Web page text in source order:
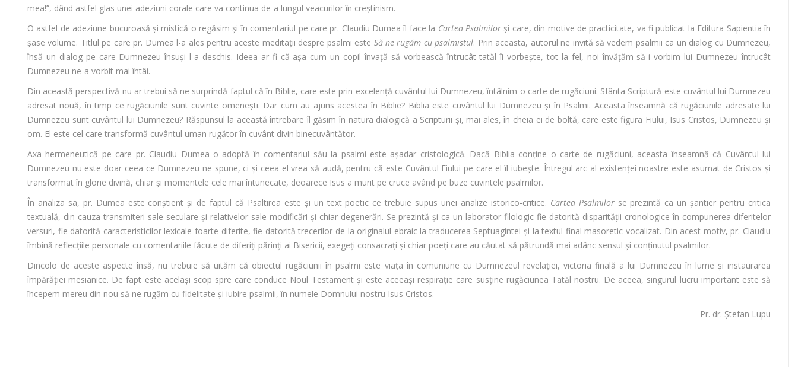
mea!”, dând astfel glas unei adeziuni corale care va continua de-a lungul veacurilor în creștinism.
O astfel de adeziune bucuroasă și mistică o regăsim și în comentariul pe care pr. Claudiu Dumea îl face la Cartea Psalmilor și care, din motive de practicitate, va fi publicat la Editura Sapientia în
șase volume. Titlul pe care pr. Dumea l-a ales pentru aceste meditații despre psalmi este Să ne rugăm cu psalmistul. Prin aceasta, autorul ne invită să vedem psalmii ca un dialog cu Dumnezeu,
însă un dialog pe care Dumnezeu însuși l-a deschis. Ideea ar fi că așa cum un copil învață să vorbească întrucât tatăl îi vorbește, tot la fel, noi învățăm să-i vorbim lui Dumnezeu întrucât
Dumnezeu ne-a vorbit mai întâi.
Din această perspectivă nu ar trebui să ne surprindă faptul că în Biblie, care este prin excelență cuvântul lui Dumnezeu, întâlnim o carte de rugăciuni. Sfânta Scriptură este cuvântul lui Dumnezeu
adresat nouă, în timp ce rugăciunile sunt cuvinte omenești. Dar cum au ajuns acestea în Biblie? Biblia este cuvântul lui Dumnezeu și în Psalmi. Aceasta înseamnă că rugăciunile adresate lui
Dumnezeu sunt cuvântul lui Dumnezeu? Răspunsul la această întrebare îl găsim în natura dialogică a Scripturii și, mai ales, în cheia ei de boltă, care este figura Fiului, Isus Cristos, Dumnezeu și
om. El este cel care transformă cuvântul uman rugător în cuvânt divin binecuvântător.
Axa hermeneutică pe care pr. Claudiu Dumea o adoptă în comentariul său la psalmi este așadar cristologică. Dacă Biblia conține o carte de rugăciuni, aceasta înseamnă că Cuvântul lui
Dumnezeu nu este doar ceea ce Dumnezeu ne spune, ci și ceea el vrea să audă, pentru că este Cuvântul Fiului pe care el îl iubește. Întregul arc al existenței noastre este asumat de Cristos și
transformat în glorie divină, chiar și momentele cele mai întunecate, deoarece Isus a murit pe cruce având pe buze cuvintele psalmilor.
În analiza sa, pr. Dumea este conștient și de faptul că Psaltirea este și un text poetic ce trebuie supus unei analize istorico-critice. Cartea Psalmilorse prezintă ca un șantier pentru critica
textuală, din cauza transmiteri sale seculare și relativelor sale modificări și chiar degenerări. Se prezintă și ca un laborator filologic fie datorită disparității cronologice în compunerea diferitelor
versuri, fie datorită caracteristicilor lexicale foarte diferite, fie datorită trecerilor de la originalul ebraic la traducerea Septuagintei și la textul final masoretic vocalizat. Din acest motiv, pr. Claudiu
îmbină reflecțiile personale cu comentariile făcute de diferiți părinți ai Bisericii, exegeți consacrați și chiar poeți care au căutat să pătrundă mai adânc sensul și conținutul psalmilor.
Dincolo de aceste aspecte însă, nu trebuie să uităm că obiectul rugăciunii în psalmi este viața în comuniune cu Dumnezeul revelației, victoria finală a lui Dumnezeu în lume și instaurarea
împărăției mesianice. De fapt este același scop spre care conduce Noul Testament și este aceeași respirație care susține rugăciunea Tatăl nostru. De aceea, singurul lucru important este să
începem mereu din nou să ne rugăm cu fidelitate și iubire psalmii, în numele Domnului nostru Isus Cristos.
Pr. dr. Ștefan Lupu